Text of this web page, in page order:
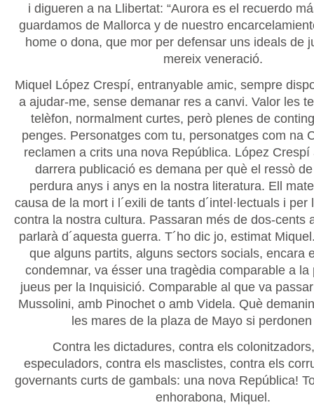
i digueren a na Llibertat: “Aurora es el recuerdo
guardamos de Mallorca y de nuestro
home o dona, que mor per defensar uns ideals de
mereix veneració.
Miquel López Crespí, entranyable amic, sempre
a ajudar-me, sense demanar res a canvi. Valor les
telèfon, normalment curtes, però plenes de
penges. Personatges com tu, personatges com na
reclamen a crits una nova República. López Crespí
darrera publicació es demana per què el ressò
perdura anys i anys en la nostra literatura. Ell
causa de la mort i l´exili de tants d´intel·lectuals i
contra la nostra cultura. Passaran més de dos-cents
parlarà d´aquesta guerra. T´ho dic jo, estimat
que alguns partits, alguns sectors socials, encara
condemnar, va ésser una tragèdia comparable a la
jueus per la Inquisició. Comparable al que va
Mussolini, amb Pinochet o amb Videla. Què
les mares de la plaza de Mayo si
Contra les dictadures, contra els
especuladors, contra els masclistes, contra els
governants curts de gambals: una nova República!
enhorabona, Miquel.